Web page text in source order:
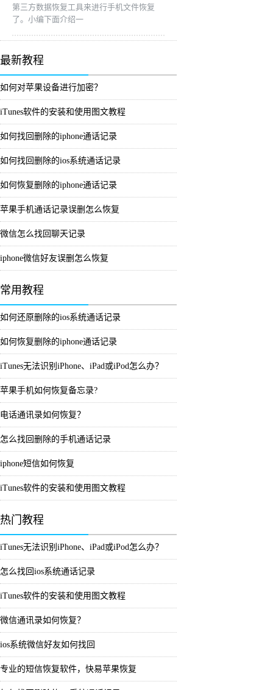
第三方数据恢复工具来进行手机文件恢复
了。小编下面介绍一
最新教程
如何对苹果设备进行加密？
iTunes软件的安装和使用图文教程
如何找回删除的iphone通话记录
如何找回删除的ios系统通话记录
如何恢复删除的iphone通话记录
苹果手机通话记录误删怎么恢复
微信怎么找回聊天记录
iphone微信好友误删怎么恢复
常用教程
如何还原删除的ios系统通话记录
如何恢复删除的iphone通话记录
iTunes无法识别iPhone、iPad或iPod怎么办？
苹果手机如何恢复备忘录?
电话通讯录如何恢复？
怎么找回删除的手机通话记录
iphone短信如何恢复
iTunes软件的安装和使用图文教程
热门教程
iTunes无法识别iPhone、iPad或iPod怎么办？
怎么找回ios系统通话记录
iTunes软件的安装和使用图文教程
微信通讯录如何恢复？
ios系统微信好友如何找回
专业的短信恢复软件，快易苹果恢复